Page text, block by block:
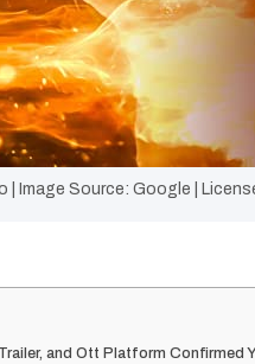
| Image Source: Google |
and Ott Platform Confirmed